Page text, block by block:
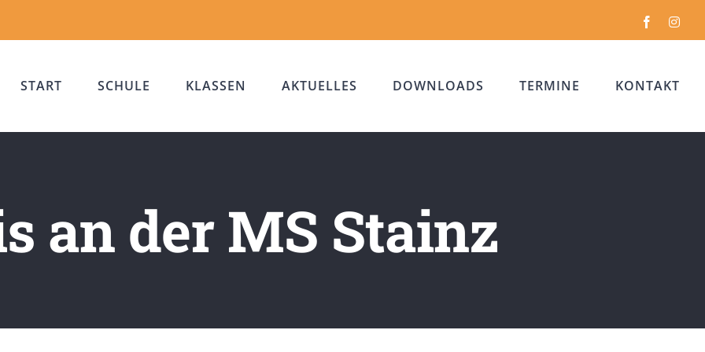
Facebook
START SCHULE KLASSEN AKTUELLES DOWNLOADS TERMINE KONTAKT
an der MS Stainz